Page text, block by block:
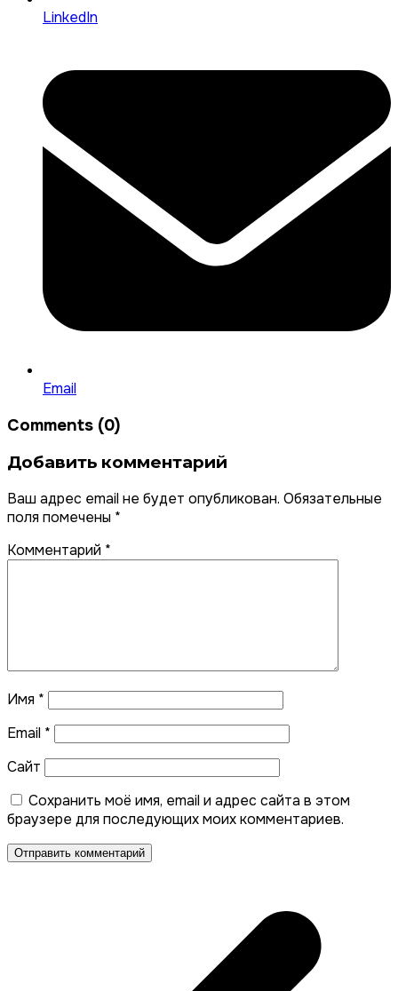
LinkedIn
Email
Comments (0)
Добавить комментарий
Ваш адрес email не будет опубликован. Обязательные
поля помечены *
Комментарий *
Имя *
Email *
Сайт
Сохранить моё имя, email и адрес сайта в этом
браузере для последующих моих комментариев.